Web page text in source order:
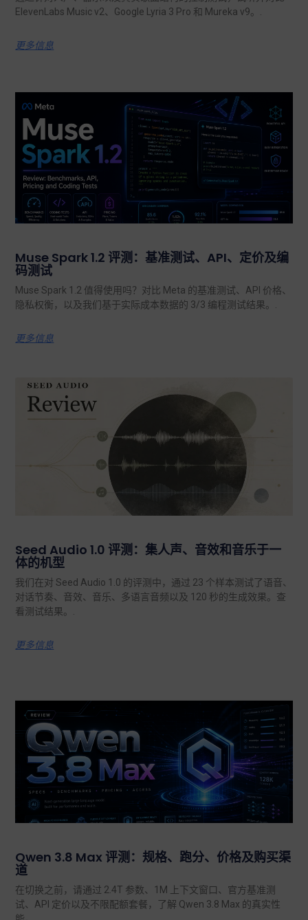
ElevenLabs Music v2、Google Lyria 3 Pro 和 Mureka v9。.
更多信息
Muse Spark 1.2 评测：基准测试、API、定价及编
码测试
Muse Spark 1.2 值得使用吗？对比 Meta 的基准测试、API 价格、
隐私权衡，以及我们基于实际成本数据的 3/3 编程测试结果。.
更多信息
Seed Audio 1.0 评测：集人声、音效和音乐于一
体的机型
我们在对 Seed Audio 1.0 的评测中，通过 23 个样本测试了语音、
对话节奏、音效、音乐、多语言音频以及 120 秒的生成效果。查
看测试结果。.
更多信息
Qwen 3.8 Max 评测：规格、跑分、价格及购买渠
道
在切换之前，请通过 2.4T 参数、1M 上下文窗口、官方基准测
试、API 定价以及不限配额套餐，了解 Qwen 3.8 Max 的真实性